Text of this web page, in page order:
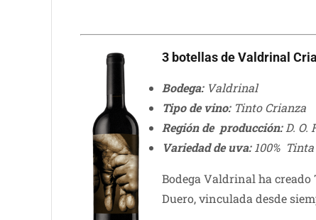
3 botellas de Valdrinal
Bodega:Valdrinal
Tipo de vino:Tinto Crianza
Región de producción:D. O.
Variedad de uva:100%
Bodega Valdrinal ha
Duero, vinculada desde